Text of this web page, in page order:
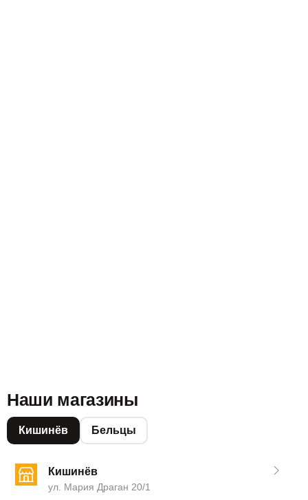
Наши магазины
Кишинёв Бельцы
Кишинёв
ул. Мария Драган 20/1